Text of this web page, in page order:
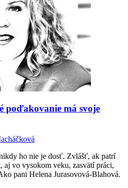
poďakovanie má svoje
ho nie je dosť. Zvlášť, ak patrí
vo vysokom veku, zasvätí práci,
pani Helena Jurasovová-Blahová.